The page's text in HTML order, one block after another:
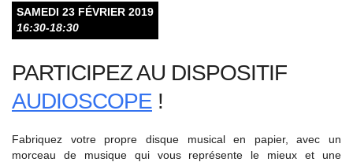
SAMEDI 23 FÉVRIER 2019
16:30-18:30
PARTICIPEZ AU DISPOSITIF
AUDIOSCOPE !
Fabriquez votre propre disque musical en papier, avec un
morceau de musique qui vous représente le mieux et une